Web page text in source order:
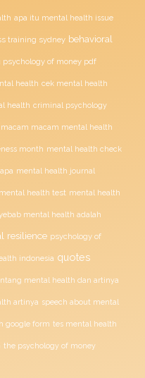
apa itu mental health issue
training sydney behavioral
psychology of money pdf
health cek mental health
health criminal psychology
macam macam mental health
month mental health check
mental health journal
mental health test mental health
mental health adalah
resilience psychology of
indonesia quotes
mental health dan artinya
artinya speech about mental
google form tes mental health
the psychology of money